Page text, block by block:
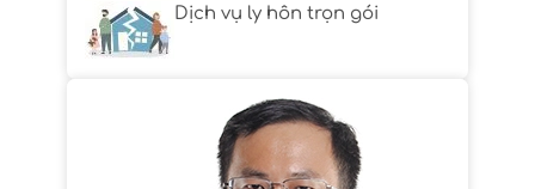
Dịch vụ ly hôn trọn gói